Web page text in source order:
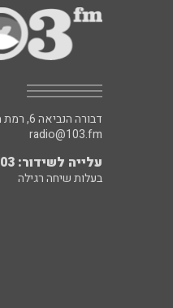
דבורה הנביאה 6, רמת השרון
radio@103.fm
עלייה לשידור: 0552-103-103
בעלות שיחה רגילה